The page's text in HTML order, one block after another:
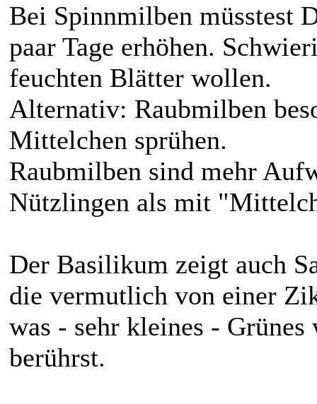
Bei Spinnmilben müsstest
paar Tage erhöhen.
feuchten Blätter wollen.
Alternativ: Raubmilben
Mittelchen sprühen.
Raubmilben sind mehr
Nützlingen als mit
Der Basilikum zeigt auch
die vermutlich von einer
was - sehr kleines -
berührst.